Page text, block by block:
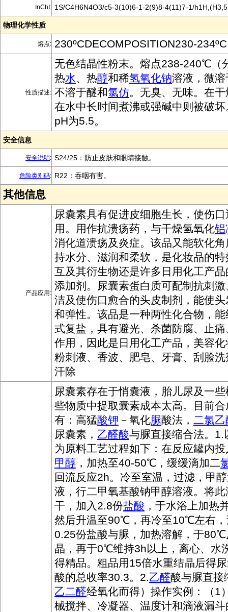
InChI: 1S/C4H6N4O3/c5-3(10)6-1-2(9)8-4(11)7-1/
物理化学性质
熔点: 230ºCDECOMPOSITION230-234ºC
性质描述:
无色结晶性粉末。熔点238-240℃（
热水、热醇和稀氢氧化钠溶液，微
不溶于醚和氯仿。无臭、无味。在
在水中长时间煮沸或强碱中则被破
pH为5.5。
安全信息
安全说明 : S24/25：防止皮肤和眼睛接触。
危险类别码: R22：吞咽有害。
其他信息
产品应用:
尿囊素具有促进皮细胞生长，使伤
用。用作抗溃疡药，与干燥氢氧化铝
消化道溃疡及炎症。该品又能软化
持水分、滋润和柔软，是化妆品的
互及其衍生物还是许多日用化工产
添加剂。尿囊素蛋白质可配制抗刺
洁及使伤口愈合的头皮制剂，能使
和弹性。该品是一种两性化合物，
式复盐，具有避光、杀菌防腐、止
作用，因此是日用化工产品，美容
粉刺液、香波、肥皂、牙膏、刮脸
汗除
尿囊素存在于悄囊液，胎儿尿及一
些物质中提取囊素成本太高。目前
有：高猛酸钾 －氧化脲酸法， 二氯乙
尿囊素， 乙醛酸与脲直接缩合法。1.
为原料工艺过程如下：在反应罐内投
甲醇 ，加热至40-50℃，缓缓滴加二
回流反应2h。冷至室温，过滤，甲
液，行二甲氧基酸钠甲醇溶液。将
干，加入2.8份盐酸 ，于水浴上加热
然后升温至90℃，再冷至10℃左右，
0.25份盐酸与脲，加热溶解，于
晶，再于0℃维持3h以上，离心、水
得精品。粗品用15倍水重结晶后得
酸的总收率30.3。2.乙醛酸与脲直接
乙二醛经氧化而得）操作实例：（1
械搅拌、冷凝器、温度计和滴液漏